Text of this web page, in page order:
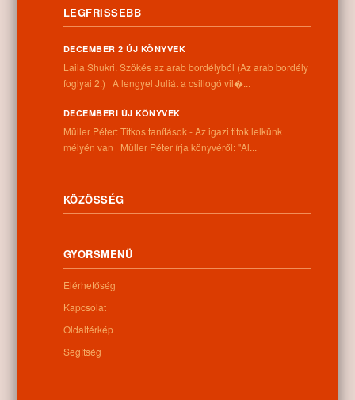
Információk
Telefon:
+36 52 206 031
Nyitva tartás:
Szerda: 9:00-12:00 13:00-16:30
Csütörtök: 9:00-12:00 13:00-16:30
Vasárnap: zárva
Hírlevél
LEGFRISSEBB
DECEMBER 2 ÚJ KÖNYVEK
Laila Shukri. Szökés ​az arab bordélyból (Az arab bordély
foglyai 2.) A lengyel Juliát a csillogó vil�...
DECEMBERI ÚJ KÖNYVEK
Müller Péter: Titkos tanítások - Az igazi titok lelkünk
mélyén van Müller Péter írja könyvéről: "Al...
KÖZÖSSÉG
GYORSMENÜ
Elérhetőség
Kapcsolat
Oldaltérkép
Segítség